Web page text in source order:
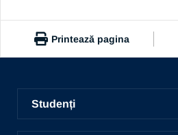
Printează pagina
seifiubc-de-catre-societatea-
a-universitatii-vasile-alecsandri-
Studenți
Facultăți